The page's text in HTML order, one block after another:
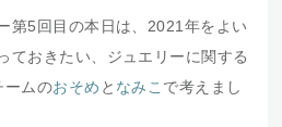
第5回目の本日は、2021年をよい
ておきたい、ジュエリーに関する
ームのおそめ と なみこ で考えまし